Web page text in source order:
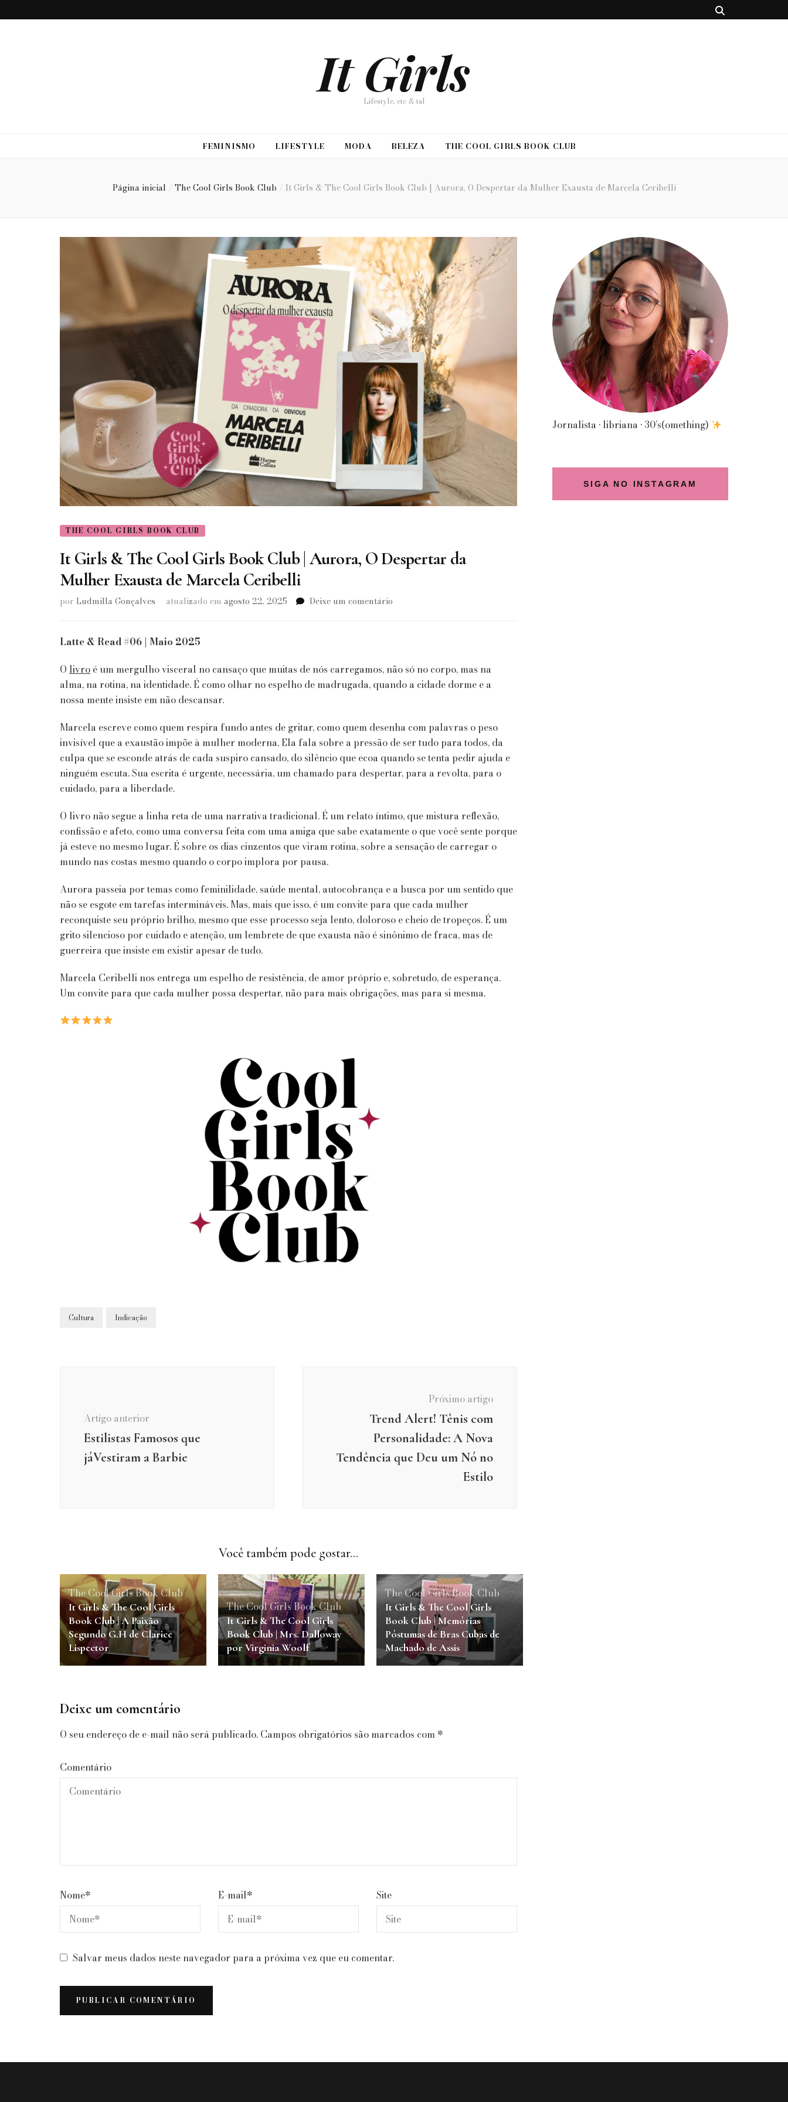
It Girls
Lifestyle, etc & tal
FEMINISMO LIFESTYLE MODA BELEZA THE COOL GIRLS BOOK CLUB
Página inicial / The Cool Girls Book Club / It Girls & The Cool Girls Book Club | Aurora, O Despertar da Mulher Exausta de Marcela Ceribelli
THE COOL GIRLS BOOK CLUB
It Girls & The Cool Girls Book Club | Aurora, O Despertar da
Mulher Exausta de Marcela Ceribelli
por Ludmilla Gonçalves atualizado em agosto 22, 2025 Deixe um comentário
Girls
Book
Aurora,
O
Despertar
da
Mulher
Ceribelli
Latte & Read #06 | Maio 2025
O livro é um mergulho visceral no cansaço que muitas de nós carregamos, não só no corpo, mas na
alma, na rotina, na identidade. É como olhar no espelho de madrugada, quando a cidade dorme e a
nossa mente insiste em não descansar.
Marcela escreve como quem respira fundo antes de gritar, como quem desenha com palavras o peso
invisível que a exaustão impõe à mulher moderna. Ela fala sobre a pressão de ser tudo para todos, da
culpa que se esconde atrás de cada suspiro cansado, do silêncio que ecoa quando se tenta pedir ajuda e
ninguém escuta. Sua escrita é urgente, necessária, um chamado para despertar, para a revolta, para o
cuidado, para a liberdade.
O livro não segue a linha reta de uma narrativa tradicional. É um relato íntimo, que mistura reflexão,
confissão e afeto, como uma conversa feita com uma amiga que sabe exatamente o que você sente porque
já esteve no mesmo lugar. É sobre os dias cinzentos que viram rotina, sobre a sensação de carregar o
mundo nas costas mesmo quando o corpo implora por pausa.
Aurora passeia por temas como feminilidade, saúde mental, autocobrança e a busca por um sentido que
não se esgote em tarefas intermináveis. Mas, mais que isso, é um convite para que cada mulher
reconquiste seu próprio brilho, mesmo que esse processo seja lento, doloroso e cheio de tropeços. É um
grito silencioso por cuidado e atenção, um lembrete de que exausta não é sinônimo de fraca, mas de
guerreira que insiste em existir apesar de tudo.
Marcela Ceribelli nos entrega um espelho de resistência, de amor próprio e, sobretudo, de esperança.
Um convite para que cada mulher possa despertar, não para mais obrigações, mas para si mesma.
Cultura Indicação
Artigo anterior
Estilistas Famosos que
jáVestiram a Barbie
Próximo artigo
Trend Alert! Tênis com
Personalidade: A Nova
Tendência que Deu um Nó no
Estilo
Você também pode gostar...
The Cool Girls Book Club
It Girls & The Cool Girls
Book Club | A Paixão
Segundo G.H de Clarice
Lispector
The Cool Girls Book Club
It Girls & The Cool Girls
Book Club | Mrs. Dalloway
por Virginia Woolf
The Cool Girls Book Club
It Girls & The Cool Girls
Book Club | Memórias
Póstumas de Bras Cubas de
Machado de Assis
Deixe um comentário
O seu endereço de e-mail não será publicado. Campos obrigatórios são marcados com *
Comentário
Nome* E-mail* Site
Salvar meus dados neste navegador para a próxima vez que eu comentar.
Jornalista • libriana • 30’s(omething)
SIGA NO INSTAGRAM